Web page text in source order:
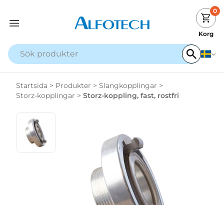
0
Korg
Startsida > Produkter > Slangkopplingar >
Storz-kopplingar > Storz-koppling, fast, rostfri